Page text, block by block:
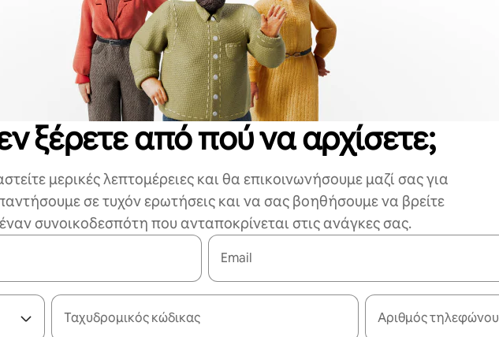
ξέρετε από πού να αρχίσετε;
μερικές λεπτομέρειες και θα επικοινωνήσουμε μαζί σας για
σε τυχόν ερωτήσεις και να σας βοηθήσουμε να βρείτε
έναν συνοικοδεσπότη που ανταποκρίνεται στις ανάγκες σας.
Email
Ταχυδρομικός κώδικας Αριθμός τηλεφώνου